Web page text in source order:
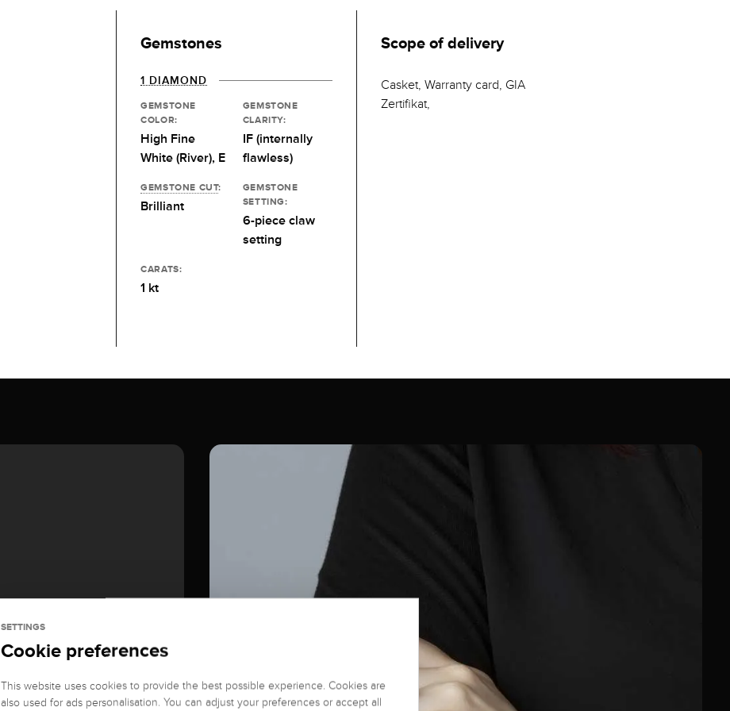
Gemstones
1 DIAMOND
GEMSTONE
COLOR:
High Fine
White (River), E
GEMSTONE
CLARITY:
IF (internally
flawless)
GEMSTONE CUT:
Brilliant
GEMSTONE
SETTING:
6-piece claw
setting
CARATS:
1 kt
Scope of delivery
Casket, Warranty card, GIA
Zertifikat,
SETTINGS
Cookie preferences
This website uses cookies to provide the best possible experience. Cookies are
also used for ads personalisation. You can adjust your preferences or accept all